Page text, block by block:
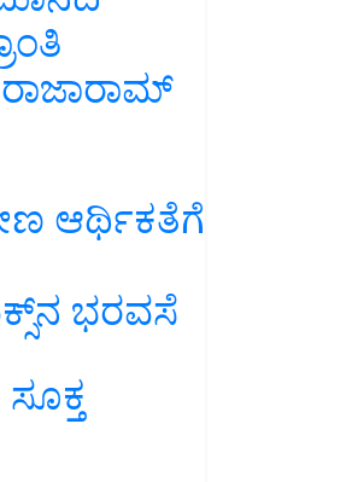
ರಾಜಾರಾಮ್
ಆರ್ಥಿಕತೆಗೆ
ಭರವಸೆ